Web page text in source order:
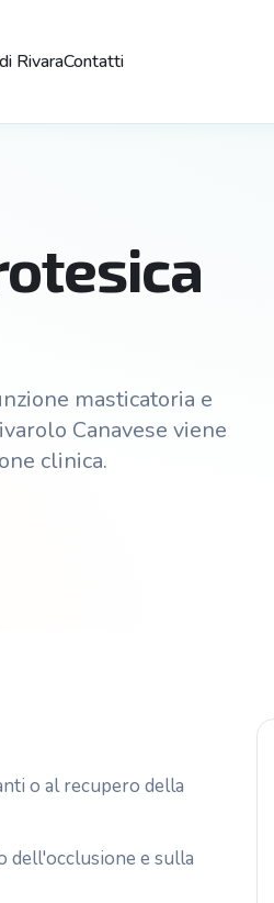
RivaraContatti
masticatoria e
Canavese viene
clinica.
o al recupero della
dell'occlusione e sulla